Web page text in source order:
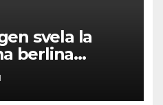
svela la
berlina